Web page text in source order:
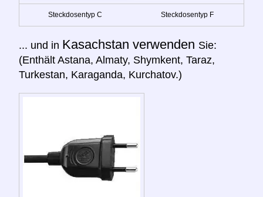
Steckdosentyp C Steckdosentyp F
... und in Kasachstan verwenden Sie:
(Enthält Astana, Almaty, Shymkent, Taraz,
Turkestan, Karaganda, Kurchatov.)